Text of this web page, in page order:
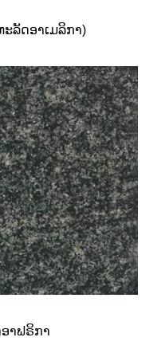
ລັດອາເມລິກາ)
າຟຣິກາ